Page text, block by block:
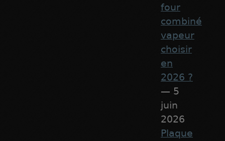
four
combiné
vapeur
choisir
en
2026 ?
— 5
juin
2026
Plaque